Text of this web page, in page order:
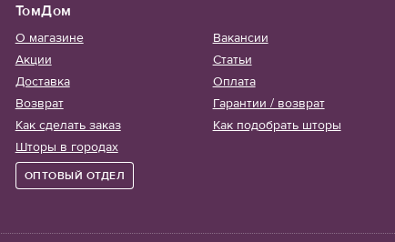
ТомДом
О магазине
Вакансии
Акции
Статьи
Доставка
Оплата
Возврат
Гарантии / возврат
Как сделать заказ
Как подобрать шторы
Шторы в городах
ОПТОВЫЙ ОТДЕЛ